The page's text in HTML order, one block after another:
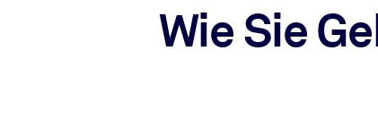
Intégrez des connaissances vérifiées et concises dans votre
Wie Sie